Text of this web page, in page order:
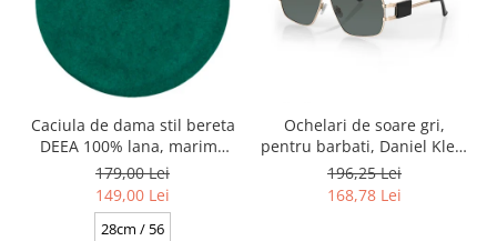
Caciula de dama stil bereta
DEEA 100% lana, marime
universala BA25.01. 630
verde made Polonia
179,00 Lei
149,00 Lei
28cm / 56
Ochelari de soare gri,
pentru barbati, Daniel Klein
Sunglasses, DK3268-2
196,25 Lei
168,78 Lei